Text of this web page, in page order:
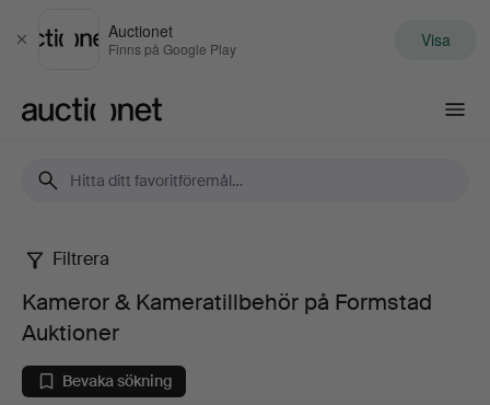
Stäng
Auctionet
Finns på Google Play Visa
Kameror
Kameratillbehör
Filtrera
Kameror & Kameratillbehör på Formstad
Auktioner
Bevaka sökning